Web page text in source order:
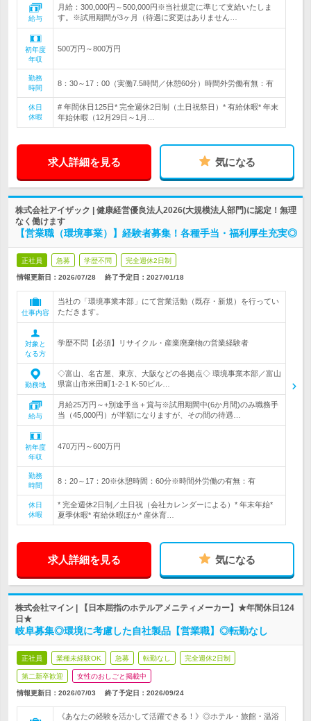
給与
月給：300,000円～500,000円※当社規定に準じて支給いたしま
す。※試用期間が3ヶ月（待遇に変更はありません…
初年度
年収
500万円～800万円
勤務
時間
8：30～17：00（実働7.5時間／休憩60分）時間外労働有無：有
休日
休暇
# 年間休日125日* 完全週休2日制（土日祝祭日）* 有給休暇* 年末
年始休暇（12月29日～1月…
求人詳細を見る 気になる
株式会社アイザック | 健康経営優良法人2026(大規模法人部門)に認定！無理
なく働けます
【営業職（環境事業）】経験者募集！各種手当・福利厚生充実◎
正社員 急募 学歴不問 完全週休2日制
情報更新日：2026/07/28 終了予定日： 2027/01/18
仕事内容
当社の「環境事業本部」にて営業活動（既存・新規）を行ってい
ただきます。
対象と
なる方
学歴不問【必須】リサイクル・産業廃棄物の営業経験者
勤務地
◇富山、名古屋、東京、大阪などの各拠点◇ 環境事業本部／富山
県富山市米田町1-2-1 K-50ビル…
給与
月給25万円～+別途手当＋賞与※試用期間中(6か月間)のみ職務手
当（45,000円）が半額になりますが、その間の待遇…
初年度
年収
470万円～600万円
勤務
時間
8：20～17：20※休憩時間：60分※時間外労働の有無：有
休日
休暇
* 完全週休2日制／土日祝（会社カレンダーによる）* 年末年始*
夏季休暇* 有給休暇ほか* 産休育…
求人詳細を見る 気になる
株式会社マイン | 【日本屈指のホテルアメニティメーカー】★年間休日124
日★
岐阜募集◎環境に考慮した自社製品【営業職】◎転勤なし
正社員 業種未経験OK 急募 転勤なし 完全週休2日制
第二新卒歓迎 女性のおしごと掲載中
情報更新日：2026/07/03 終了予定日： 2026/09/24
《あなたの経験を活かして活躍できる！》◎ホテル・旅館・温浴